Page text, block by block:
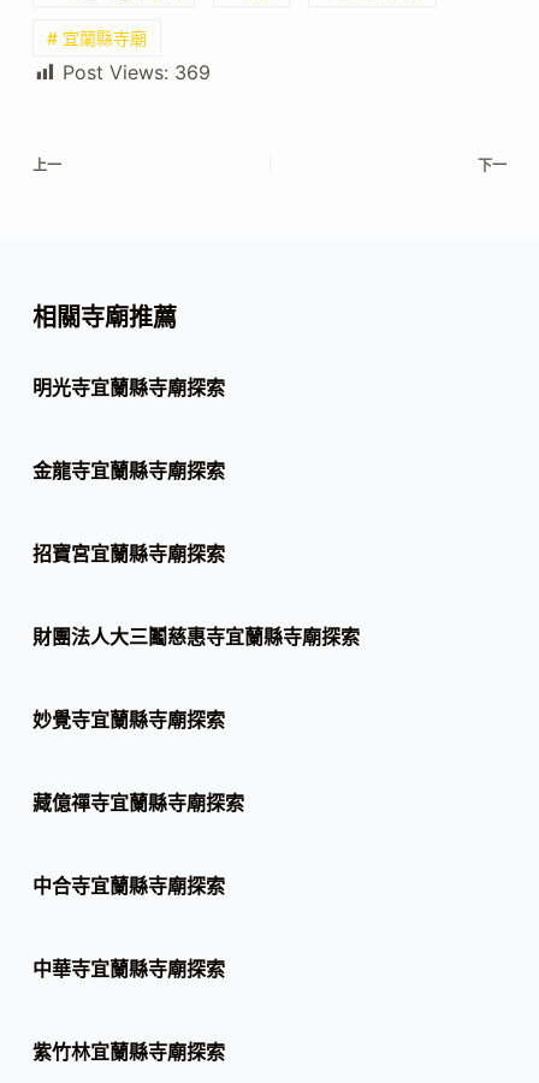
# 宜蘭縣寺廟
Post Views: 369
上一 下一
相關寺廟推薦
明光寺宜蘭縣寺廟探索
金龍寺宜蘭縣寺廟探索
招寶宮宜蘭縣寺廟探索
財團法人大三鬮慈惠寺宜蘭縣寺廟探索
妙覺寺宜蘭縣寺廟探索
藏億禪寺宜蘭縣寺廟探索
中合寺宜蘭縣寺廟探索
中華寺宜蘭縣寺廟探索
紫竹林宜蘭縣寺廟探索